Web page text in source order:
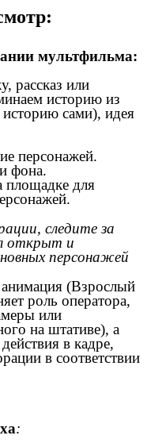
мультфильма:
рассказ или
историю из
сами), идея
персонажей.
фона.
площадке для
следите за
открыт и
персонажей
(Взрослый
роль оператора,
или
на штативе), а
в кадре,
в соответствии
: